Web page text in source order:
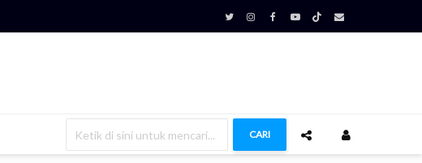
CARI